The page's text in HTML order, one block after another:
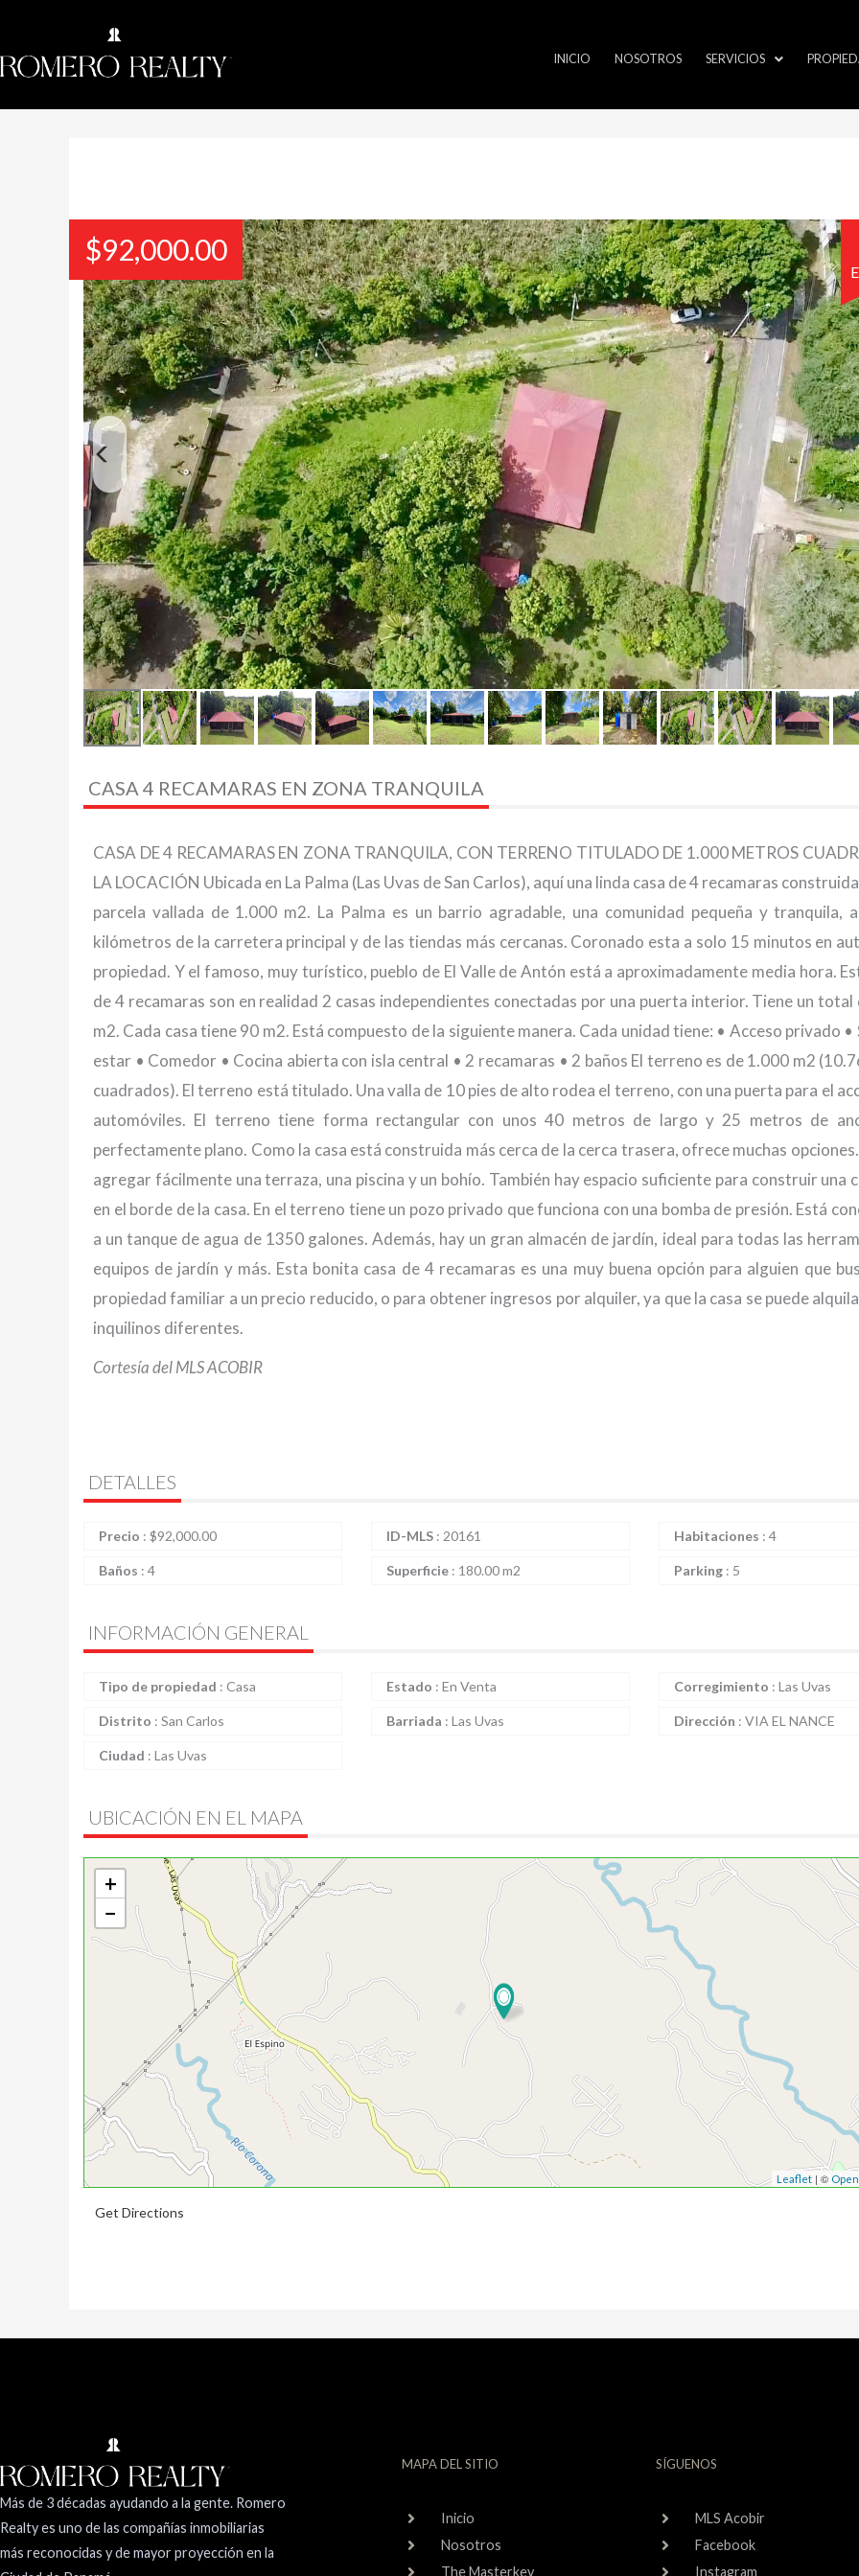
INICIO NOSOTROS SERVICIOS
$92,000.00
CASA 4 RECAMARAS EN ZONA TRANQUILA
CASA DE 4 RECAMARAS EN ZONA TRANQUILA, CON TERRENO TITULADO DE 1.000 METROS
LA LOCACIÓN Ubicada en La Palma (Las Uvas de San Carlos), aquí una linda casa de 4 recamaras
parcela vallada de 1.000 m2. La Palma es un barrio agradable, una comunidad pequeña y tranquila,
kilómetros de la carretera principal y de las tiendas más cercanas. Coronado esta a solo 15 minutos en
propiedad. Y el famoso, muy turístico, pueblo de El Valle de Antón está a aproximadamente media hora.
de 4 recamaras son en realidad 2 casas independientes conectadas por una puerta interior. Tiene un total
m2. Cada casa tiene 90 m2. Está compuesto de la siguiente manera. Cada unidad tiene: • Acceso privado •
estar • Comedor • Cocina abierta con isla central • 2 recamaras • 2 baños El terreno es de 1.000 m2
cuadrados). El terreno está titulado. Una valla de 10 pies de alto rodea el terreno, con una puerta para el
automóviles. El terreno tiene forma rectangular con unos 40 metros de largo y 25 metros de
perfectamente plano. Como la casa está construida más cerca de la cerca trasera, ofrece muchas
agregar fácilmente una terraza, una piscina y un bohío. También hay espacio suficiente para construir una
en el borde de la casa. En el terreno tiene un pozo privado que funciona con una bomba de presión. Está
a un tanque de agua de 1350 galones. Además, hay un gran almacén de jardín, ideal para todas las
equipos de jardín y más. Esta bonita casa de 4 recamaras es una muy buena opción para alguien que
propiedad familiar a un precio reducido, o para obtener ingresos por alquiler, ya que la casa se puede
inquilinos diferentes.
Cortesía del MLS ACOBIR
DETALLES
Precio : $92,000.00 ID-MLS : 20161 Habitaciones : 4
Baños : 4 Superficie : 180.00 m2 Parking : 5
INFORMACIÓN GENERAL
Tipo de propiedad : Casa Estado : En Venta Corregimiento : Las Uvas
Distrito : San Carlos Barriada : Las Uvas Dirección : VIA EL NANCE
Ciudad : Las Uvas
UBICACIÓN EN EL MAPA
+
−
Leaflet | ©
Get Directions
Más de 3 décadas ayudando a la gente. Romero
Realty es uno de las compañías inmobiliarias
más reconocidas y de mayor proyección en la
MAPA DEL SITIO
Inicio
Nosotros
The Masterkey
SÍGUENOS
MLS Acobir
Facebook
Instagram